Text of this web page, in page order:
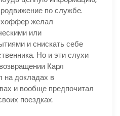
по службе.
желал
или
и снискать себе
Но и эти слухи
Карл
на докладах в
и вообще предпочитал
поездках.